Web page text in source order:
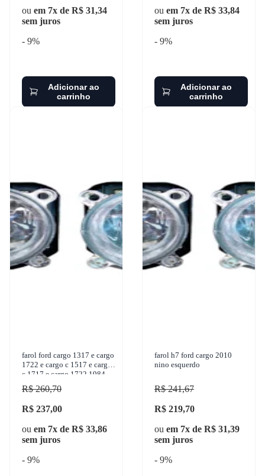
ou em 7x de R$ 31,34
sem juros
- 9%
Adicionar ao
carrinho
ou em 7x de R$ 33,84
sem juros
- 9%
Adicionar ao
carrinho
farol ford cargo 1317 e cargo
1722 e cargo c 1517 e cargo
c 1717 e cargo 1722 1984-
2011 nino farois - f-340
R$ 260,70
R$ 237,00
ou em 7x de R$ 33,86
sem juros
- 9%
farol h7 ford cargo 2010
nino esquerdo
R$ 241,67
R$ 219,70
ou em 7x de R$ 31,39
sem juros
- 9%